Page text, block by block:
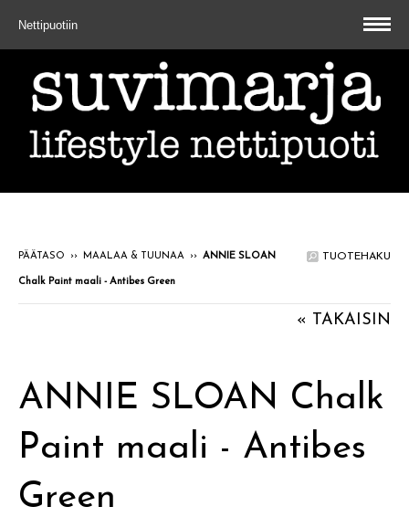
Nettipuotiin
TUOTEHAKU
PÄÄTASO ›› MAALAA & TUUNAA ›› ANNIE SLOAN
Chalk Paint maali - Antibes Green
« TAKAISIN
ANNIE SLOAN Chalk
Paint maali - Antibes
Green